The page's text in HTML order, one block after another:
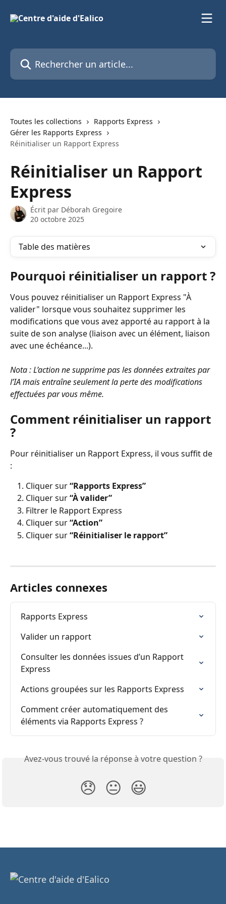
Rechercher un article...
Toutes les collections
Rapports Express
Gérer les Rapports Express
Réinitialiser un Rapport Express
Réinitialiser un Rapport
Express
Écrit par Déborah Gregoire
20 octobre 2025
Table des matières
Pourquoi réinitialiser un rapport ?
Vous pouvez réinitialiser un Rapport Express "À
valider" lorsque vous souhaitez supprimer les
modifications que vous avez apporté au rapport à la
suite de son analyse (liaison avec un élément, liaison
avec une échéance...).
Nota : L’action ne supprime pas les données extraites par
l’IA mais entraîne seulement la perte des modifications
effectuées par vous même.
Comment réinitialiser un rapport
?
Pour réinitialiser un Rapport Express, il vous suffit de
:
Cliquer sur “Rapports Express”
Cliquer sur “À valider”
Filtrer le Rapport Express
Cliquer sur “Action”
Cliquer sur “Réinitialiser le rapport”
Articles connexes
Rapports Express
Valider un rapport
Consulter les données issues d’un Rapport
Express
Actions groupées sur les Rapports Express
Comment créer automatiquement des
éléments via Rapports Express ?
Avez-vous trouvé la réponse à votre question ?
😞 😐 😃